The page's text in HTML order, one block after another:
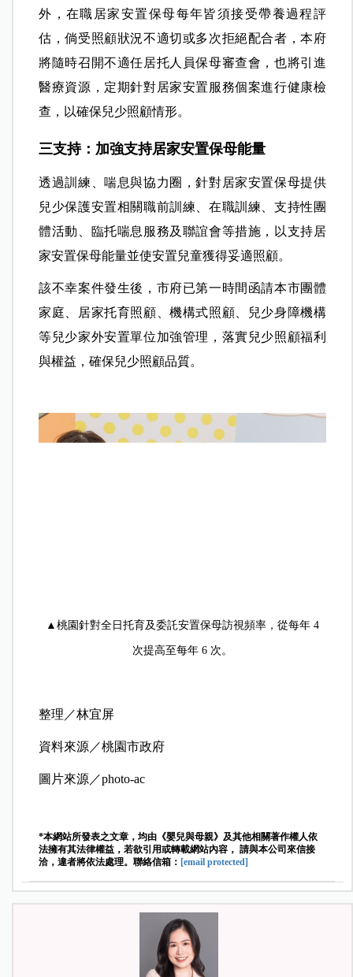
外，在職居家安置保母每年皆須接受帶養過程評
估，倘受照顧狀況不適切或多次拒絕配合者，本府
將隨時召開不適任居托人員保母審查會，也將引進
醫療資源，定期針對居家安置服務個案進行健康檢
查，以確保兒少照顧情形。
三支持：加強支持居家安置保母能量
透過訓練、喘息與協力圈，針對居家安置保母提供
兒少保護安置相關職前訓練、在職訓練、支持性團
體活動、臨托喘息服務及聯誼會等措施，以支持居
家安置保母能量並使安置兒童獲得妥適照顧。
該不幸案件發生後，市府已第一時間函請本市團體
家庭、居家托育照顧、機構式照顧、兒少身障機構
等兒少家外安置單位加強管理，落實兒少照顧福利
與權益，確保兒少照顧品質。
▲桃園針對全日托育及委託安置保母訪視頻率，從每年 4
次提高至每年 6 次。
整理／林宜屏
資料來源／桃園市政府
圖片來源／photo-ac
*本網站所發表之文章，均由《嬰兒與母親》及其他相關著作權人依
法擁有其法律權益，若欲引用或轉載網站內容， 請與本公司來信接
洽，違者將依法處理。聯絡信箱： [email protected]